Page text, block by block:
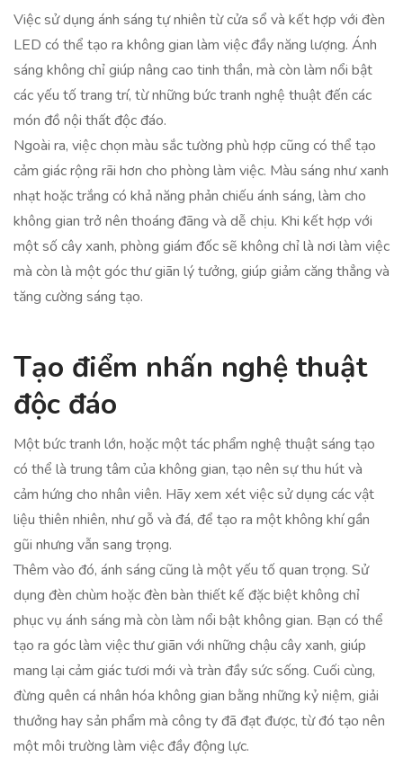
Việc sử dụng ánh sáng tự nhiên từ cửa sổ và kết hợp với đèn
LED có thể tạo ra không gian làm việc đầy năng lượng. Ánh
sáng không chỉ giúp nâng cao tinh thần, mà còn làm nổi bật
các yếu tố trang trí, từ những bức tranh nghệ thuật đến các
món đồ nội thất độc đáo.
Ngoài ra, việc chọn màu sắc tường phù hợp cũng có thể tạo
cảm giác rộng rãi hơn cho phòng làm việc. Màu sáng như xanh
nhạt hoặc trắng có khả năng phản chiếu ánh sáng, làm cho
không gian trở nên thoáng đãng và dễ chịu. Khi kết hợp với
một số cây xanh, phòng giám đốc sẽ không chỉ là nơi làm việc
mà còn là một góc thư giãn lý tưởng, giúp giảm căng thẳng và
tăng cường sáng tạo.
Tạo điểm nhấn nghệ thuật
độc đáo
Một bức tranh lớn, hoặc một tác phẩm nghệ thuật sáng tạo
có thể là trung tâm của không gian, tạo nên sự thu hút và
cảm hứng cho nhân viên. Hãy xem xét việc sử dụng các vật
liệu thiên nhiên, như gỗ và đá, để tạo ra một không khí gần
gũi nhưng vẫn sang trọng.
Thêm vào đó, ánh sáng cũng là một yếu tố quan trọng. Sử
dụng đèn chùm hoặc đèn bàn thiết kế đặc biệt không chỉ
phục vụ ánh sáng mà còn làm nổi bật không gian. Bạn có thể
tạo ra góc làm việc thư giãn với những chậu cây xanh, giúp
mang lại cảm giác tươi mới và tràn đầy sức sống. Cuối cùng,
đừng quên cá nhân hóa không gian bằng những kỷ niệm, giải
thưởng hay sản phẩm mà công ty đã đạt được, từ đó tạo nên
một môi trường làm việc đầy động lực.